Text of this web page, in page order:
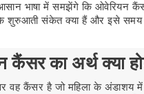
भाषा में समझेंगे कि ओवेरियन
शुरुआती संकेत क्या हैं और इसे समय
कैंसर का अर्थ क्या
वह कैंसर है जो महिला के अंडाशय में